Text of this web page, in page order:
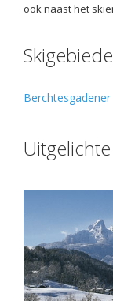
ook naast het
Berchtesgadener